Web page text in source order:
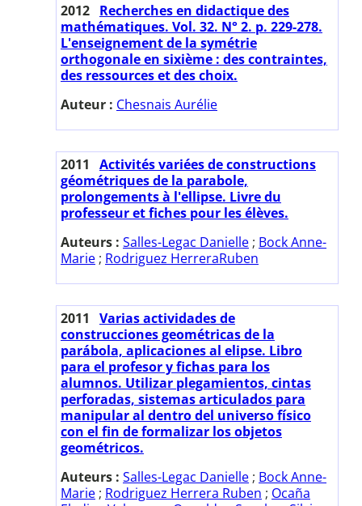
2012 Recherches en didactique des
mathématiques. Vol. 32. N° 2. p. 229-278.
L'enseignement de la symétrie
orthogonale en sixième : des contraintes,
des ressources et des choix.
Auteur : Chesnais Aurélie
2011
Activités variées de constructions
géométriques de la parabole,
prolongements à l'ellipse. Livre du
professeur et fiches pour les élèves.
Auteurs : Salles-Legac Danielle ; Bock Anne-
Marie ; Rodriguez HerreraRuben
2011
Varias actividades de
construcciones geométricas de la
parábola, aplicaciones al elipse. Libro
para el profesor y fichas para los
alumnos. Utilizar plegamientos, cintas
perforadas, sistemas articulados para
manipular al dentro del universo físico
con el fin de formalizar los objetos
geométricos.
Auteurs : Salles-Legac Danielle ; Bock Anne-
Marie ; Rodriguez Herrera Ruben ; Ocaña